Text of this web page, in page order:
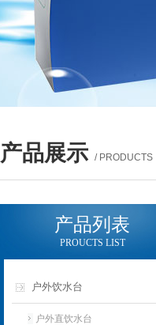
产品展示 / PRODUCTS
产品列表
PROUCTS LIST
户外饮水台
户外直饮水台